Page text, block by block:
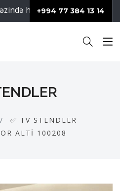
hər zaman müştərilərimiz
+994 77 384 13 14
✅ TV STENDLER
ALTI 100208